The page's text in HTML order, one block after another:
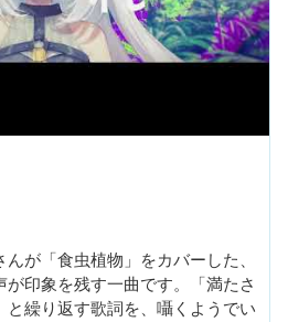
が「食虫植物」をカバーした、
が印象を残す一曲です。「満たさ
と繰り返す歌詞を、囁くようでい